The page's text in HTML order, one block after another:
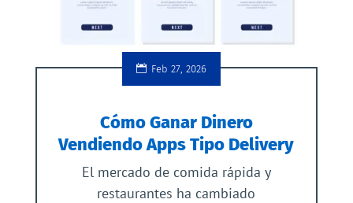
Feb 27, 2026
Cómo Ganar Dinero
Vendiendo Apps Tipo Delivery
El mercado de comida rápida y
restaurantes ha cambiado